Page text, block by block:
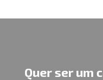
Quer ser um